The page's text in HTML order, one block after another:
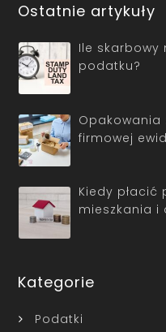
Ostatnie artykuły
Ile skarbowy
podatku?
Opakowania
firmowej
Kiedy
mieszkania i
Kategorie
Podatki